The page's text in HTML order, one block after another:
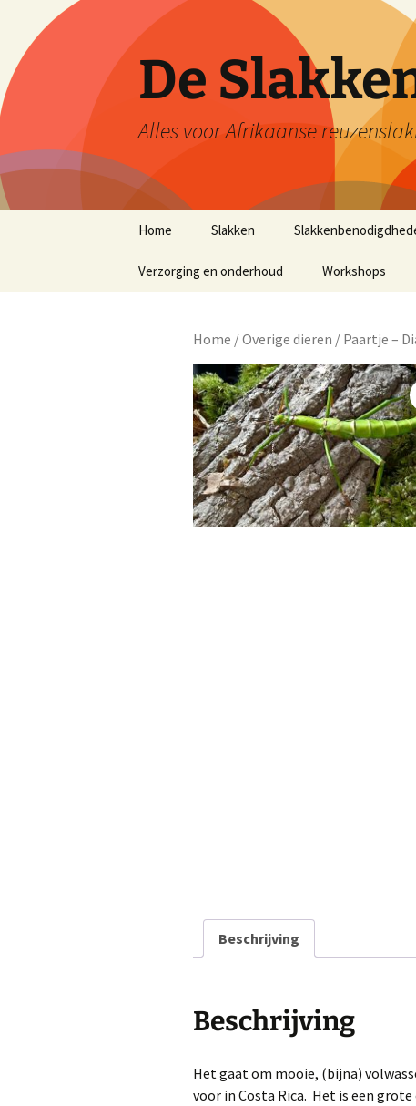
De
Alles voor Afrikaanse
Home Slakken
Verzorging en onderhoud Workshops
Home /Overige dieren / Paartje –
Beschrijving
Beschrijving
Het gaat om mooie, (bijna)
voor in Costa Rica. Het is een